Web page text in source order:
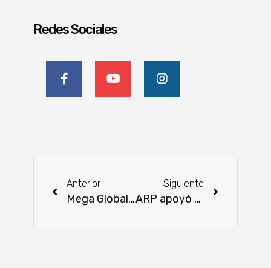
Redes Sociales
Anterior
Mega Global TV se une al Primer Congreso Mundial de Ganadería Sostenible en Costa Rica
Siguiente
ARP apoyó proyecto universitario de economía